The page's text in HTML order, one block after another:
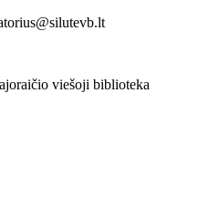
viešoji biblioteka